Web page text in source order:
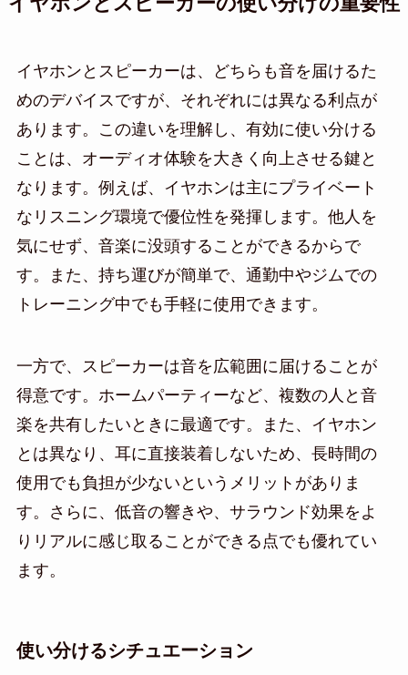
イヤホンとスピーカーは、どちらも音を届けるた
めのデバイスですが、それぞれには異なる利点が
あります。この違いを理解し、有効に使い分ける
ことは、オーディオ体験を大きく向上させる鍵と
なります。例えば、イヤホンは主にプライベート
なリスニング環境で優位性を発揮します。他人を
気にせず、音楽に没頭することができるからで
す。また、持ち運びが簡単で、通勤中やジムでの
トレーニング中でも手軽に使用できます。
一方で、スピーカーは音を広範囲に届けることが
得意です。ホームパーティーなど、複数の人と音
楽を共有したいときに最適です。また、イヤホン
とは異なり、耳に直接装着しないため、長時間の
使用でも負担が少ないというメリットがありま
す。さらに、低音の響きや、サラウンド効果をよ
りリアルに感じ取ることができる点でも優れてい
ます。
使い分けるシチュエーション